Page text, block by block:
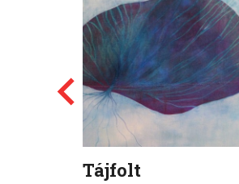
Tájfolt